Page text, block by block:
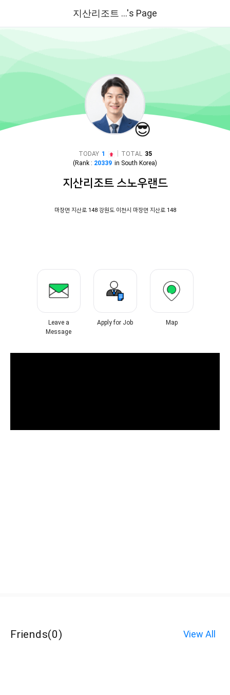
지산리조트 ...'s Page
😎
TODAY 1 TOTAL 35
(Rank : 20339 in South Korea)
지산리조트 스노우랜드
마장면 지산로 148 강원도 이천시 마장면 지산로 148
Leave a
Message
Apply for Job Map
Friends(0) View All